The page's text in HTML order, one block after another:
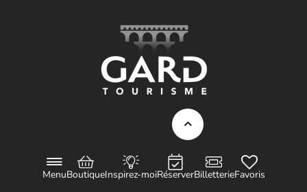
MenuBoutiqueInspirez-moiRéserverBilletterieFavoris
Visiter le Pont du Gard en famille